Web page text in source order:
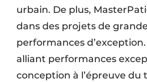
urbain. De plus,
dans des projets de
performances
alliant performances
conception à l’épreuve du